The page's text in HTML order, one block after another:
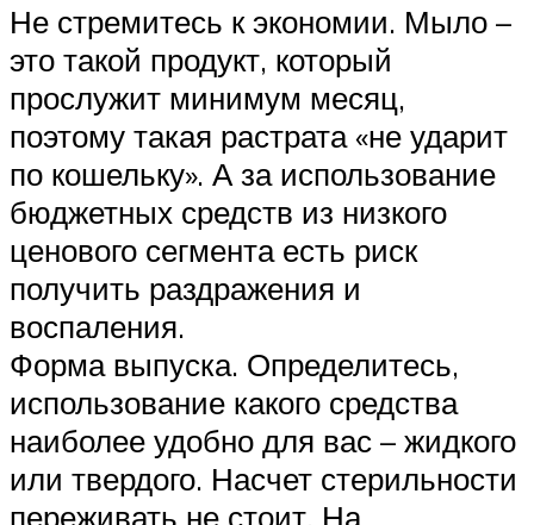
Не стремитесь к экономии. Мыло –
это такой продукт, который
прослужит минимум месяц,
поэтому такая растрата «не ударит
по кошельку». А за использование
бюджетных средств из низкого
ценового сегмента есть риск
получить раздражения и
воспаления.
Форма выпуска. Определитесь,
использование какого средства
наиболее удобно для вас – жидкого
или твердого. Насчет стерильности
переживать не стоит. На